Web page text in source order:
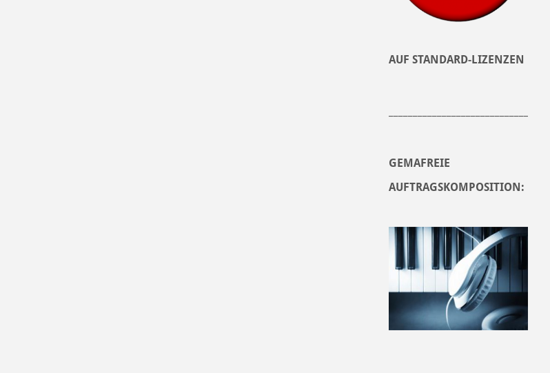
AUF STANDARD-LIZENZEN
GEMAFREIE
AUFTRAGSKOMPOSITION: